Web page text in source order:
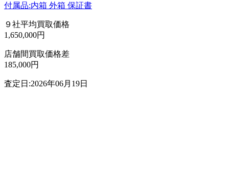
付属品:内箱 外箱 保証書
９社平均買取価格
1,650,000円
店舗間買取価格差
185,000円
査定日:2026年06月19日